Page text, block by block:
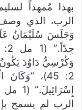
بهذا مُمهداً
الرب، الذي
وَجَلَسَ سُلَيْمَانُ
2: 45)،
الرب لم يسمح